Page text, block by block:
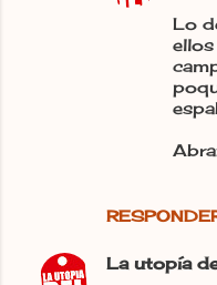
Lo
La utopía